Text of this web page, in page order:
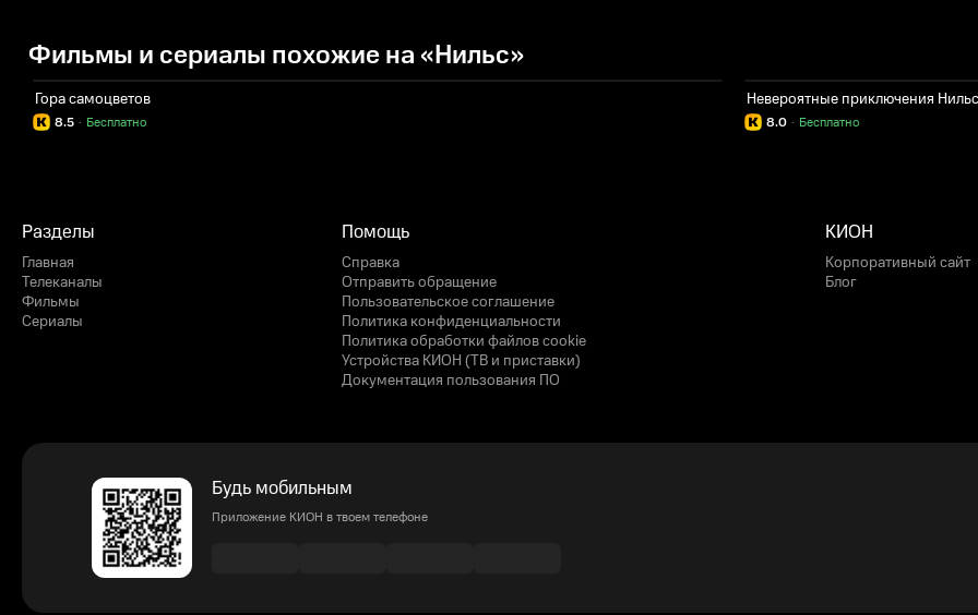
Фильмы и сериалы похожие на «Нильс»
Гора самоцветов
8.5 Бесплатно
·
Невероятные приключения
8.0 Бесплатно
·
Разделы
Главная
Телеканалы
Фильмы
Сериалы
Помощь
Справка
Отправить обращение
Пользовательское соглашение
Политика конфиденциальности
Политика обработки файлов cookie
Устройства КИОН (ТВ и приставки)
Документация пользования ПО
КИОН
Корпоративный сайт
Блог
Будь мобильным
Приложение КИОН в твоем телефоне